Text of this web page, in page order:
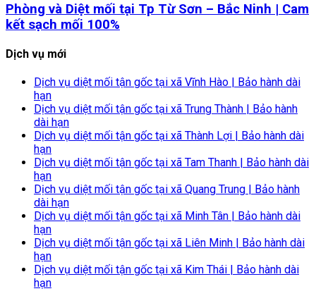
Phòng và Diệt mối tại Tp Từ Sơn – Bắc Ninh | Cam
kết sạch mối 100%
Dịch vụ mới
Dịch vụ diệt mối tận gốc tại xã Vĩnh Hào | Bảo hành dài
hạn
Dịch vụ diệt mối tận gốc tại xã Trung Thành | Bảo hành
dài hạn
Dịch vụ diệt mối tận gốc tại xã Thành Lợi | Bảo hành dài
hạn
Dịch vụ diệt mối tận gốc tại xã Tam Thanh | Bảo hành dài
hạn
Dịch vụ diệt mối tận gốc tại xã Quang Trung | Bảo hành
dài hạn
Dịch vụ diệt mối tận gốc tại xã Minh Tân | Bảo hành dài
hạn
Dịch vụ diệt mối tận gốc tại xã Liên Minh | Bảo hành dài
hạn
Dịch vụ diệt mối tận gốc tại xã Kim Thái | Bảo hành dài
hạn